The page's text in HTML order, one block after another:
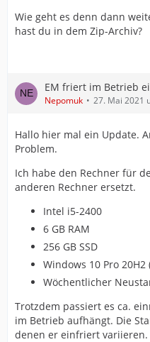
Wie geht es denn dann
hast du in dem Zip-Archiv?
EM friert im Betrieb
Nepomuk 27. Mai 2021
Hallo hier mal ein Update.
Problem.
Ich habe den Rechner für
anderen Rechner ersetzt.
Intel i5-2400
6 GB RAM
256 GB SSD
Windows 10 Pro
Wöchentlicher
Trotzdem passiert es ca.
im Betrieb aufhängt. Die
denen er einfriert variieren.